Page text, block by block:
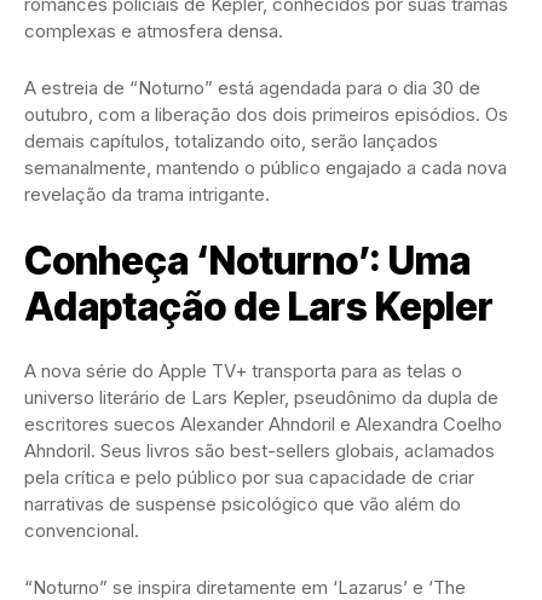
complexas e atmosfera densa.
A estreia de “Noturno” está agendada para o dia 30 de
outubro, com a liberação dos dois primeiros episódios. Os
demais capítulos, totalizando oito, serão lançados
semanalmente, mantendo o público engajado a cada nova
revelação da trama intrigante.
Conheça ‘Noturno’: Uma
Adaptação de Lars Kepler
A nova série do Apple TV+ transporta para as telas o
universo literário de Lars Kepler, pseudônimo da dupla de
escritores suecos Alexander Ahndoril e Alexandra Coelho
Ahndoril. Seus livros são best-sellers globais, aclamados
pela crítica e pelo público por sua capacidade de criar
narrativas de suspense psicológico que vão além do
convencional.
“Noturno” se inspira diretamente em ‘Lazarus’ e ‘The